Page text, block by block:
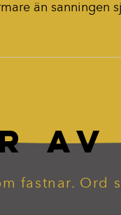
än sanningen
fastnar. Ord